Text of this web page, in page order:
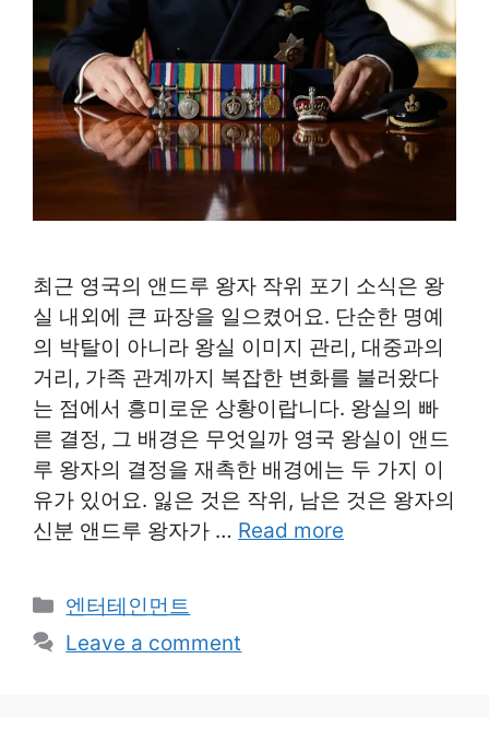
최근 영국의 앤드루 왕자 작위 포기 소식은 왕
실 내외에 큰 파장을 일으켰어요. 단순한 명예
의 박탈이 아니라 왕실 이미지 관리, 대중과의
거리, 가족 관계까지 복잡한 변화를 불러왔다
는 점에서 흥미로운 상황이랍니다. 왕실의 빠
른 결정, 그 배경은 무엇일까 영국 왕실이 앤드
루 왕자의 결정을 재촉한 배경에는 두 가지 이
유가 있어요. 잃은 것은 작위, 남은 것은 왕자의
신분 앤드루 왕자가 … Read more
Categories
엔터테인먼트
Leave a comment